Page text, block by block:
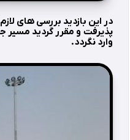
در این بازدید بررسی های
پذیرفت و مقرر گردید مسیر
وارد نگردد.